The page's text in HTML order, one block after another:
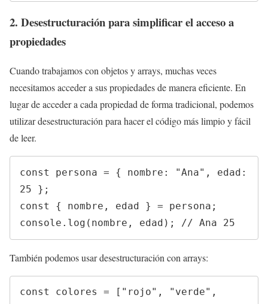
2. Desestructuración para simplificar el acceso a
propiedades
Cuando trabajamos con objetos y arrays, muchas veces
necesitamos acceder a sus propiedades de manera eficiente. En
lugar de acceder a cada propiedad de forma tradicional, podemos
utilizar desestructuración para hacer el código más limpio y fácil
de leer.
const persona = { nombre: "Ana", edad:
25 };
const { nombre, edad } = persona;
console.log(nombre, edad); // Ana 25
También podemos usar desestructuración con arrays:
const colores = ["rojo", "verde",